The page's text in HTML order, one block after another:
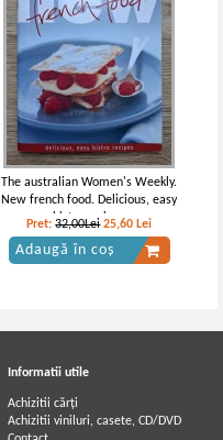
The australian Women's Weekly.
New french food. Delicious, easy
bistro recipes
Pret:32,00Lei 25,60 Lei
Adaugă în coș
Informatii utile
Achizitii cărți
Achizitii viniluri, casete, CD/DVD